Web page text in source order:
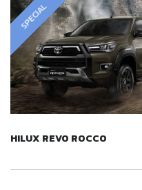
SPECIAL
HILUX REVO ROCCO